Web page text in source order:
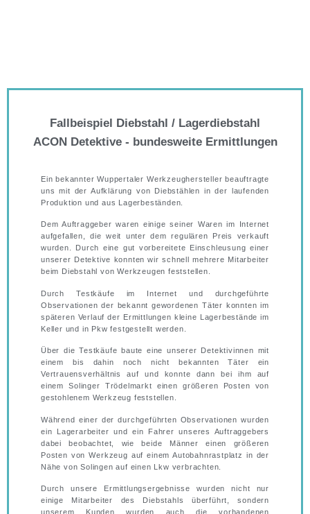
Fallbeispiel Diebstahl / Lagerdiebstahl
ACON Detektive - bundesweite Ermittlungen
Ein bekannter Wuppertaler Werkzeughersteller beauftragte
uns mit der Aufklärung von Diebstählen in der laufenden
Produktion und aus Lagerbeständen.
Dem Auftraggeber waren einige seiner Waren im Internet
aufgefallen, die weit unter dem regulären Preis verkauft
wurden. Durch eine gut vorbereitete Einschleusung einer
unserer Detektive konnten wir schnell mehrere Mitarbeiter
beim Diebstahl von Werkzeugen feststellen.
Durch Testkäufe im Internet und durchgeführte
Observationen der bekannt gewordenen Täter konnten im
späteren Verlauf der Ermittlungen kleine Lagerbestände im
Keller und in Pkw festgestellt werden.
Über die Testkäufe baute eine unserer Detektivinnen mit
einem bis dahin noch nicht bekannten Täter ein
Vertrauensverhältnis auf und konnte dann bei ihm auf
einem Solinger Trödelmarkt einen größeren Posten von
gestohlenem Werkzeug feststellen.
Während einer der durchgeführten Observationen wurden
ein Lagerarbeiter und ein Fahrer unseres Auftraggebers
dabei beobachtet, wie beide Männer einen größeren
Posten von Werkzeug auf einem Autobahnrastplatz in der
Nähe von Solingen auf einen Lkw verbrachten.
Durch unsere Ermittlungsergebnisse wurden nicht nur
einige Mitarbeiter des Diebstahls überführt, sondern
unserem Kunden wurden auch die vorhandenen